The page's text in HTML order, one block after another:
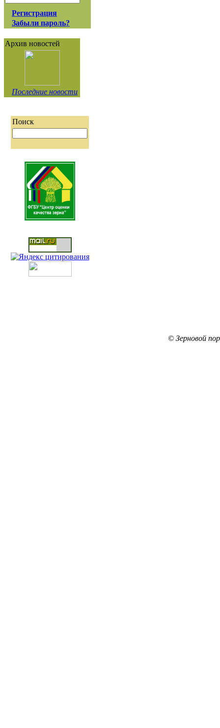
Регистрация
Забыли пароль?
Архив новостей
Последние новости
Поиск
© Зерновой